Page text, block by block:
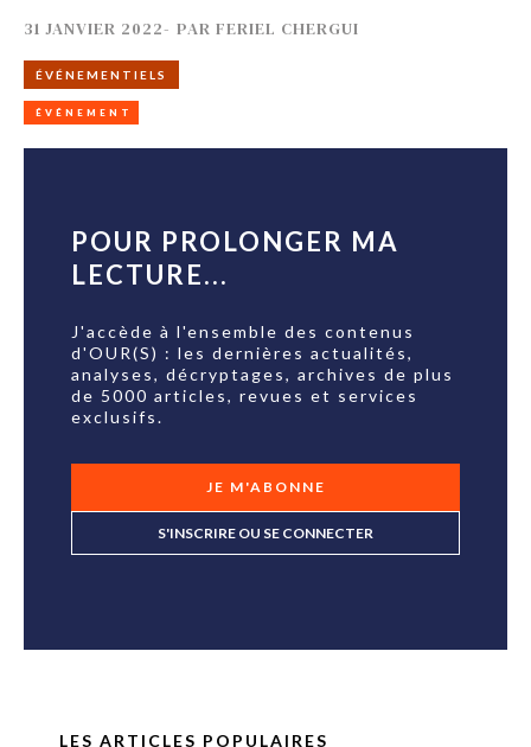
31 JANVIER 2022- PAR FERIEL CHERGUI
ÉVÉNEMENTIELS
ÉVÉNEMENT
POUR PROLONGER MA
LECTURE...
J'accède à l'ensemble des contenus
d'OUR(S) : les dernières actualités,
analyses, décryptages, archives de plus
de 5000 articles, revues et services
exclusifs.
JE M'ABONNE
S'INSCRIRE OU SE CONNECTER
LES ARTICLES POPULAIRES